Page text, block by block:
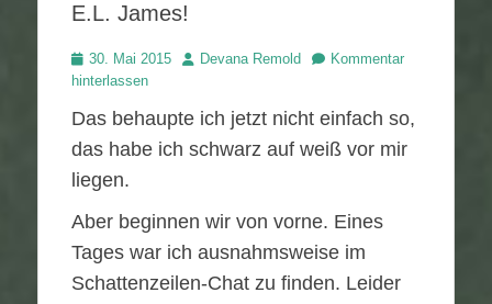
E.L. James!
Veröffentlicht
am
30. Mai 2015 AutorDevana Remold
Kommentar
hinterlassen
Das behaupte ich jetzt nicht einfach so,
das habe ich schwarz auf weiß vor mir
liegen.
Aber beginnen wir von vorne. Eines
Tages war ich ausnahmsweise im
Schattenzeilen-Chat zu finden. Leider